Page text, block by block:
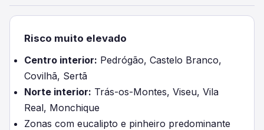
Risco muito elevado
Centro interior: Pedrógão, Castelo Branco,
Covilhã, Sertã
Norte interior: Trás-os-Montes, Viseu, Vila
Real, Monchique
Zonas com eucalipto e pinheiro predominante